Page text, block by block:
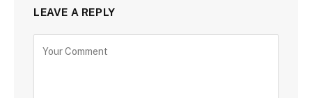
LEAVE A REPLY